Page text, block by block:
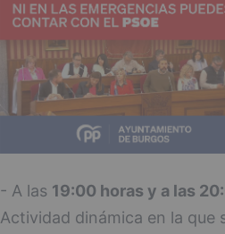
- A las 19:00 horas y a las
Actividad dinámica en la que